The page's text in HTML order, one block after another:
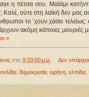
η πέτσα σου. Μαϊάμι
Καλέ, ούτε στη λαϊκή δεν
το ’χουν χάσει
ακόμη κάποιες μουριές με
»
στις 9:33:00 μ.μ. Δεν
δημοκρατία ειρήνη ελπίδα